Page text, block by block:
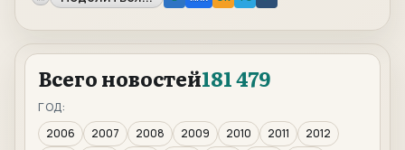
Всего новостей181 479
ГОД:
2006
2007 2008 2009 2010 2011
2012